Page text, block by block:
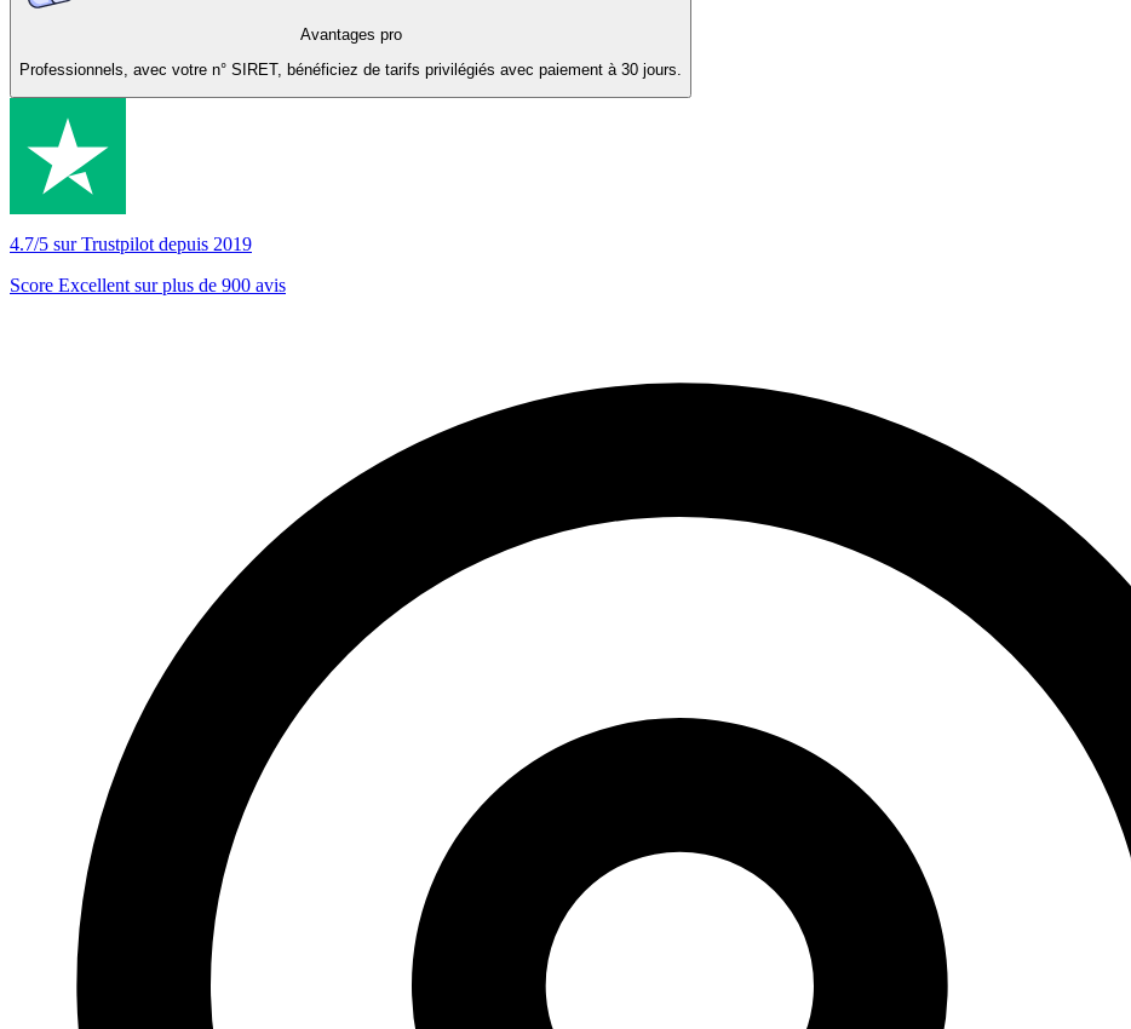
Avantages pro
Professionnels, avec votre n° SIRET, bénéficiez de tarifs privilégiés avec paiement à 30 jours.
4.7/5 sur Trustpilot depuis 2019
Score Excellent sur plus de 900 avis